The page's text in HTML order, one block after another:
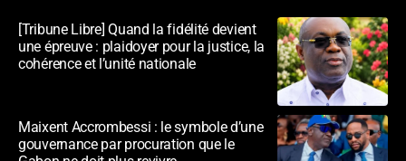
[Tribune Libre] Quand la fidélité devient
une épreuve : plaidoyer pour la justice, la
cohérence et l’unité nationale
Maixent Accrombessi : le symbole d’une
gouvernance par procuration que le